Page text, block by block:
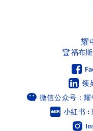
耀
🏆 福布
领
微信公众号：
小紅书 :